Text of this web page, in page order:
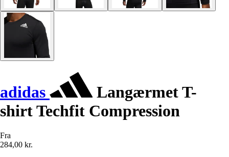
adidas
Langærmet T-
shirt Techfit Compression
Fra
284,00 kr.